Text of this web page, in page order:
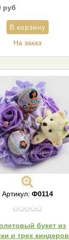
руб
На заказ
Артикул: Ф0114
букет из
и трех киндеров